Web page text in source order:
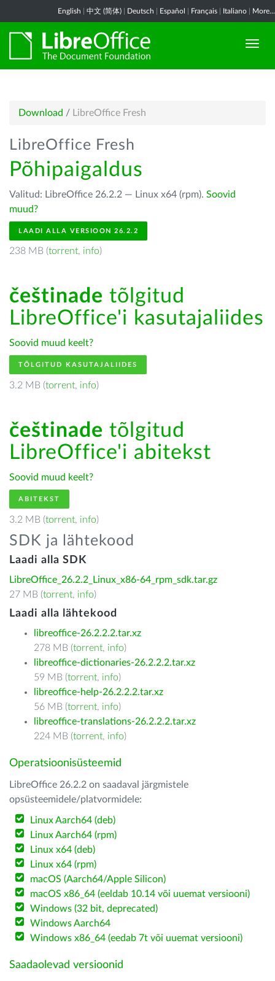
English 中文 (简体) Deutsch Español Français Italiano More...
Download / LibreOffice Fresh
LibreOffice Fresh
Põhipaigaldus
Valitud: LibreOffice 26.2.2 — Linux x64 (rpm). Soovid
muud?
LAADI ALLA VERSIOON 26.2.2
238 MB (torrent, info)
češtinade tõlgitud
LibreOffice'i kasutajaliides
Soovid muud keelt?
TÕLGITUD KASUTAJALIIDES
3.2 MB (torrent, info)
češtinade tõlgitud
LibreOffice'i abitekst
Soovid muud keelt?
ABITEKST
3.2 MB (torrent, info)
SDK ja lähtekood
Laadi alla SDK
LibreOffice_26.2.2_Linux_x86-64_rpm_sdk.tar.gz
27 MB (torrent, info)
Laadi alla lähtekood
libreoffice-26.2.2.2.tar.xz
278 MB (torrent, info)
libreoffice-dictionaries-26.2.2.2.tar.xz
59 MB (torrent, info)
libreoffice-help-26.2.2.2.tar.xz
56 MB (torrent, info)
libreoffice-translations-26.2.2.2.tar.xz
224 MB (torrent, info)
Operatsioonisüsteemid
LibreOffice 26.2.2 on saadaval järgmistele
opsüsteemidele/platvormidele:
Linux Aarch64 (deb)
Linux Aarch64 (rpm)
Linux x64 (deb)
Linux x64 (rpm)
macOS (Aarch64/Apple Silicon)
macOS x86_64 (eeldab 10.14 või uuemat versiooni)
Windows (32 bit, deprecated)
Windows Aarch64
Windows x86_64 (eedab 7t või uuemat versiooni)
Saadaolevad versioonid